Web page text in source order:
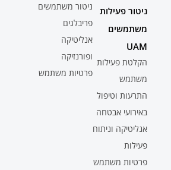
ניטור פעילות
משתמשים
UAM
הקלטת פעילות
משתמש
התרעות וטיפול
באירועי אבטחה
אנליטיקה וניתוח
פעילות
פרטיות משתמש
ניטור משתמשים
פריבלגים
אנליטיקה
ופורנזיקה
פרטיות משתמש